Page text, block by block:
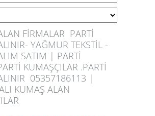
FİRMALAR PARTİ
YAĞMUR TEKSTİL -
SATIM | PARTİ
KUMAŞÇILAR .PARTİ
05357186113 |
KUMAŞ ALAN